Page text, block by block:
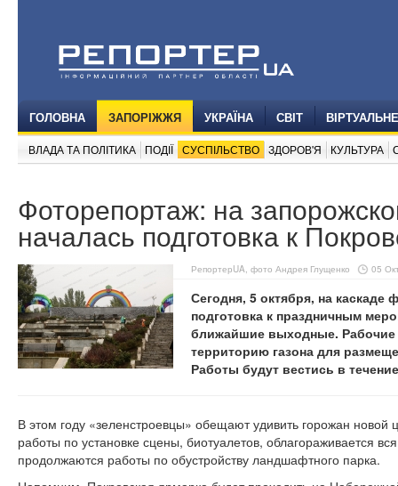
ГОЛОВНА ЗАПОРІЖЖЯ УКРАЇНА СВІТ
ВЛАДА ТА ПОЛІТИКА ПОДІЇ СУСПІЛЬСТВО ЗДОРОВ'Я КУЛЬТУРА
Фоторепортаж: на
началась подготовка к
РепортерUA, фото Андрея Глущенко 05
Сегодня, 5 октября, на каскаде
подготовка к праздничным
ближайшие выходные. Рабочие
территорию газона для
Работы будут вестись в
В этом году «зеленстроевцы» обещают удивить горожан новой
работы по установке сцены, биотуалетов, облагораживается
продолжаются работы по обустройству ландшафтного парка.